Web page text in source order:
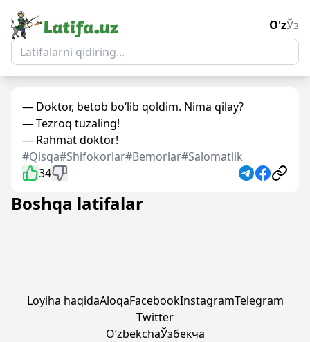
O'zЎз
— Doktor, betob bo‘lib qoldim. Nima qilay?
— Tezroq tuzaling!
— Rahmat doktor!
#Qisqa#Shifokorlar#Bemorlar#Salomatlik
34
Boshqa latifalar
Loyiha haqidaAloqaFacebookInstagramTelegram
Twitter
OʼzbekchaЎзбекча